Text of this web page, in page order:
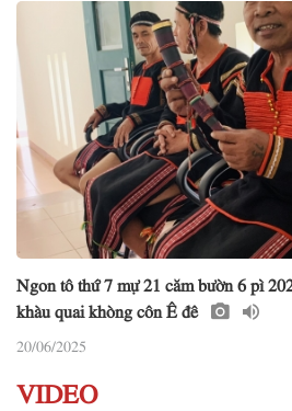
Ngon tô thứ 7 mự 21 căm bườn 6 pì
khàu quai khòng côn Ê đê
20/06/2025
VIDEO